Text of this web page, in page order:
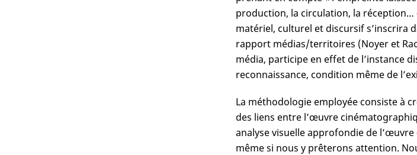
production, la circulation, la réception…
matériel, culturel et discursif s’inscrira
rapport médias/territoires (Noyer et
média, participe en effet de l’instance
reconnaissance, condition même de
La méthodologie employée consiste à
des liens entre l’œuvre
analyse visuelle approfondie de
même si nous y prêterons attention.